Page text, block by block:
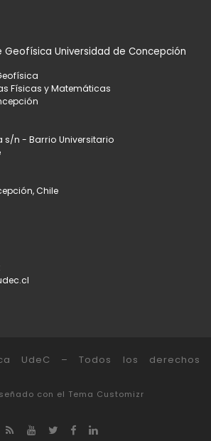
LISTA
Universidad de Concepción
Físicas y Matemáticas
s/n - Barrio Universitario
Chile
UdeC – Todos los derechos
con el Tema Customizr